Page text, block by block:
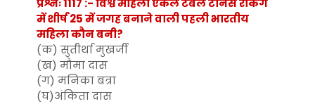
प्रश्नः 1117 :- विश्व महिला एकल टेबल टेनिस रैंकिंग
में शीर्ष 25 में जगह बनाने वाली पहली भारतीय
महिला कौन बनी?
(क) सुतीर्था मुखर्जी
(ख) मौमा दास
(ग) मनिका बत्रा
(घ)अंकिता दास